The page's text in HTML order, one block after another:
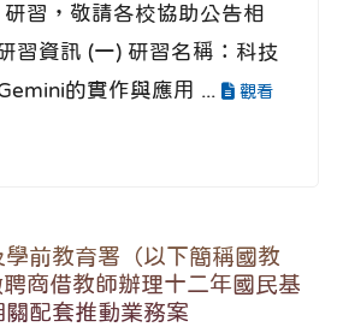
習，敬請各校協助公告相
習資訊 (一) 研習名稱：科技
的實作與應用 ...
觀看
前教育署（以下簡稱國教
商借教師辦理十二年國民基
配套推動業務案